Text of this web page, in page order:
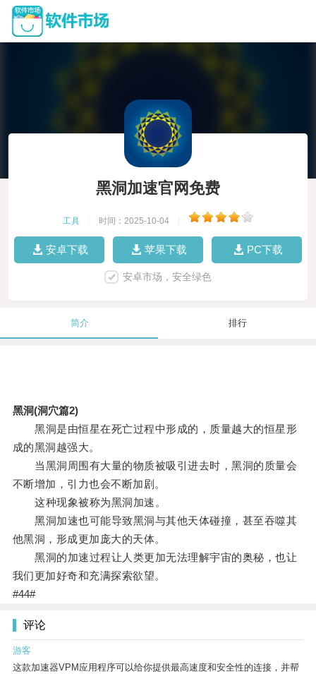
黑洞加速官网免费
工具 时间：2025-10-04
安卓下载 苹果下载 PC下载
安卓市场，安全绿色
简介 排行
黑洞(洞穴篇2)
黑洞是由恒星在死亡过程中形成的，质量越大的恒星形
成的黑洞越强大。
当黑洞周围有大量的物质被吸引进去时，黑洞的质量会
不断增加，引力也会不断加剧。
这种现象被称为黑洞加速。
黑洞加速也可能导致黑洞与其他天体碰撞，甚至吞噬其
他黑洞，形成更加庞大的天体。
黑洞的加速过程让人类更加无法理解宇宙的奥秘，也让
我们更加好奇和充满探索欲望。
#44#
评论
游客
这款加速器VPM应用程序可以给你提供最高速度和安全性的连接，并帮